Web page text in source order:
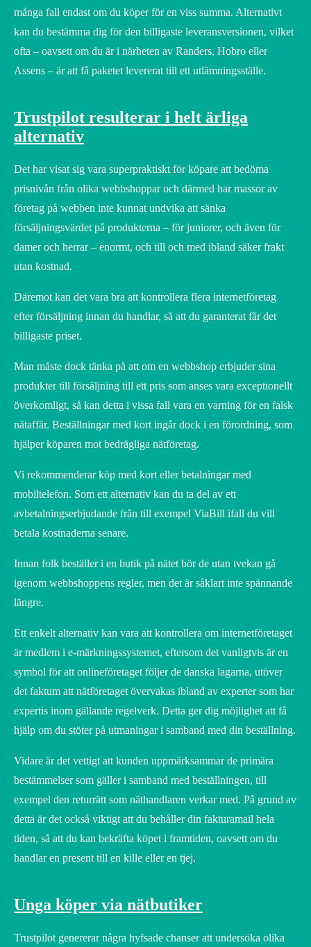
många fall endast om du köper för en viss summa. Alternativt
kan du bestämma dig för den billigaste leveransversionen, vilket
ofta – oavsett om du är i närheten av Randers, Hobro eller
Assens – är att få paketet levererat till ett utlämningsställe.
Trustpilot resulterar i helt ärliga
alternativ
Det har visat sig vara superpraktiskt för köpare att bedöma
prisnivån från olika webbshoppar och därmed har massor av
företag på webben inte kunnat undvika att sänka
försäljningsvärdet på produkterna – för juniorer, och även för
damer och herrar – enormt, och till och med ibland säker frakt
utan kostnad.
Däremot kan det vara bra att kontrollera flera internetföretag
efter försäljning innan du handlar, så att du garanterat får det
billigaste priset.
Man måste dock tänka på att om en webbshop erbjuder sina
produkter till försäljning till ett pris som anses vara exceptionellt
överkomligt, så kan detta i vissa fall vara en varning för en falsk
nätaffär. Beställningar med kort ingår dock i en förordning, som
hjälper köparen mot bedrägliga nätföretag.
Vi rekommenderar köp med kort eller betalningar med
mobiltelefon. Som ett alternativ kan du ta del av ett
avbetalningserbjudande från till exempel ViaBill ifall du vill
betala kostnaderna senare.
Innan folk beställer i en butik på nätet bör de utan tvekan gå
igenom webbshoppens regler, men det är såklart inte spännande
längre.
Ett enkelt alternativ kan vara att kontrollera om internetföretaget
är medlem i e-märkningssystemet, eftersom det vanligtvis är en
symbol för att onlineföretaget följer de danska lagarna, utöver
det faktum att nätföretaget övervakas ibland av experter som har
expertis inom gällande regelverk. Detta ger dig möjlighet att få
hjälp om du stöter på utmaningar i samband med din beställning.
Vidare är det vettigt att kunden uppmärksammar de primära
bestämmelser som gäller i samband med beställningen, till
exempel den returrätt som näthandlaren verkar med. På grund av
detta är det också viktigt att du behåller din fakturamail hela
tiden, så att du kan bekräfta köpet i framtiden, oavsett om du
handlar en present till en kille eller en tjej.
Unga köper via nätbutiker
Trustpilot genererar några hyfsade chanser att undersöka olika